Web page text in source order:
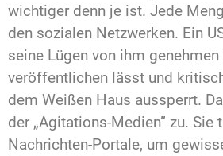
wichtiger denn je ist. Jede
den sozialen Netzwerken. Ein
seine Lügen von ihm
veröffentlichen lässt und
dem Weißen Haus aussperrt.
der „Agitations-Medien” zu. Sie
Nachrichten-Portale, um